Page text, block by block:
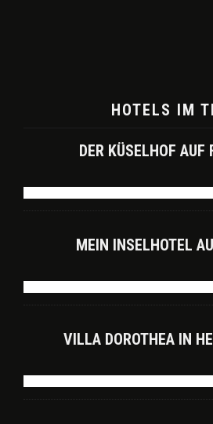
HOTELS IM
DER KÜSELHOF AUF
MEIN INSELHOTEL
VILLA DOROTHEA IN